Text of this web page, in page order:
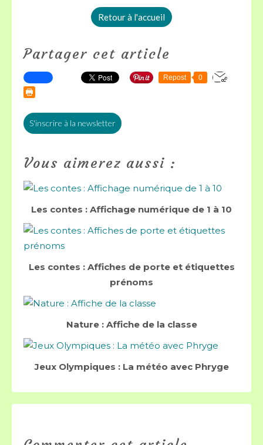
Retour à l'accueil
Partager cet article
Repost 0
S'inscrire à la newsletter
Vous aimerez aussi :
Les contes : Affichage numérique de 1 à 10
Les contes : Affiches de porte et étiquettes
prénoms
Nature : Affiche de la classe
Jeux Olympiques : La météo avec Phryge